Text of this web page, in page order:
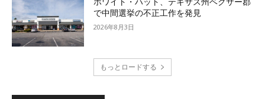
で中間選挙の不正工作を発見
2026年8月3日
もっとロードする